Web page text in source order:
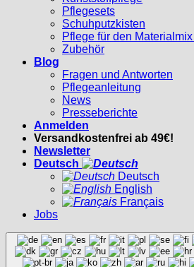
Pflegesets
Schuhputzkisten
Pflege für den
Zubehör
Blog
Fragen und Antworten
Pflegeanleitung
News
Presseberichte
Anmelden
Versandkostenfrei ab 49€!
Newsletter
Deutsch
Deutsch
English
Français
Jobs